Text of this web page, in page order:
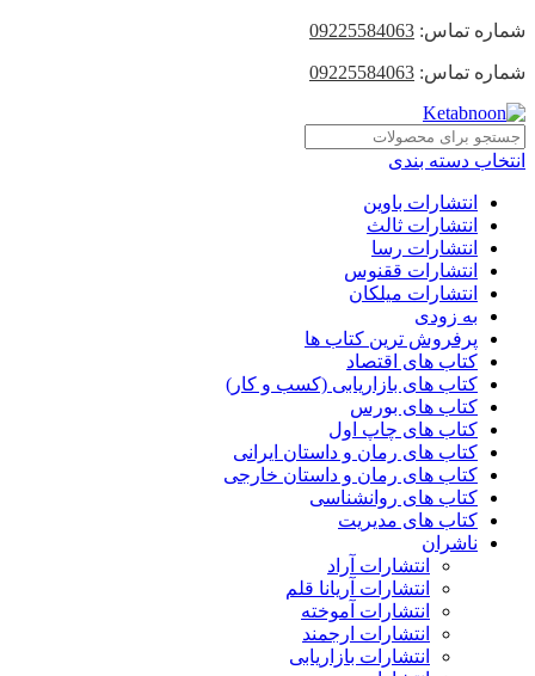
شماره تماس: 09225584063
شماره تماس: 09225584063
انتخاب دسته بندی
انتشارات باوین
انتشارات ثالث
انتشارات رسا
انتشارات ققنوس
انتشارات میلکان
به زودی
پرفروش ترین کتاب ها
کتاب های اقتصاد
کتاب های بازاریابی (کسب و کار)
کتاب های بورس
کتاب های چاپ اول
کتاب های رمان و داستان ایرانی
کتاب های رمان و داستان خارجی
کتاب های روانشناسی
کتاب های مدیریت
ناشران
انتشارات آراد
انتشارات آریانا قلم
انتشارات آموخته
انتشارات ارجمند
انتشارات بازاریابی